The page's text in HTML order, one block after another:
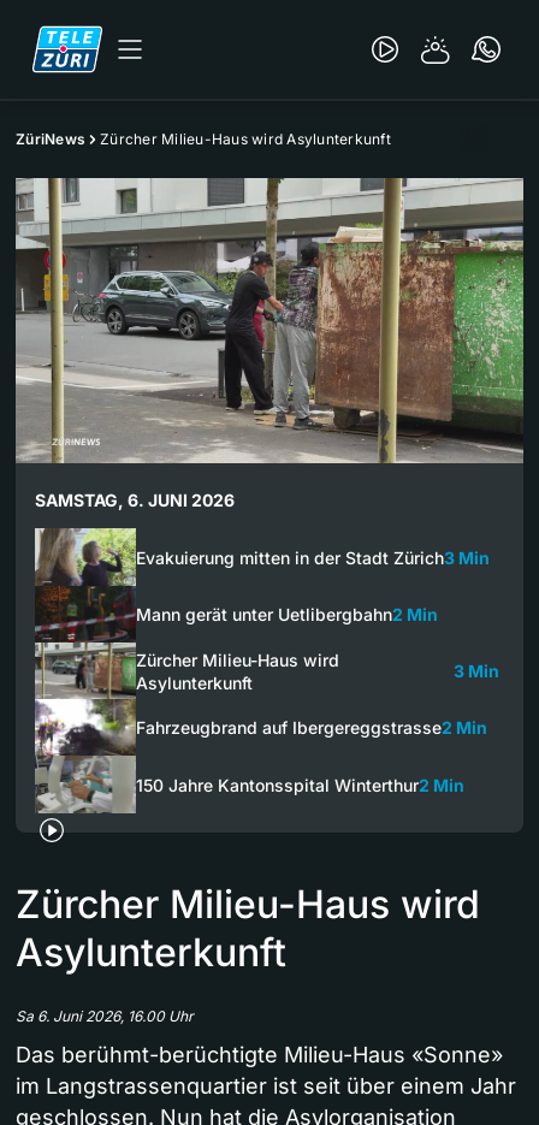
ZüriNews Zürcher Milieu-Haus wird Asylunterkunft
SAMSTAG, 6. JUNI 2026
Evakuierung mitten in der Stadt Zürich3 Min
Mann gerät unter Uetlibergbahn2 Min
Zürcher Milieu-Haus wird
Asylunterkunft
3 Min
Fahrzeugbrand auf Ibergereggstrasse2 Min
150 Jahre Kantonsspital Winterthur2 Min
Zürcher Milieu-Haus wird
Asylunterkunft
Sa 6. Juni 2026, 16.00 Uhr
Das berühmt-berüchtigte Milieu-Haus «Sonne»
im Langstrassenquartier ist seit über einem Jahr
geschlossen. Nun hat die Asylorganisation